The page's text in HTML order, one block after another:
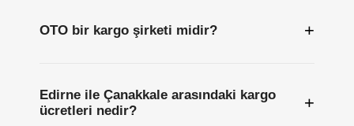
OTO bir kargo şirketi midir? +
Edirne ile Çanakkale arasındaki kargo
ücretleri nedir?
+